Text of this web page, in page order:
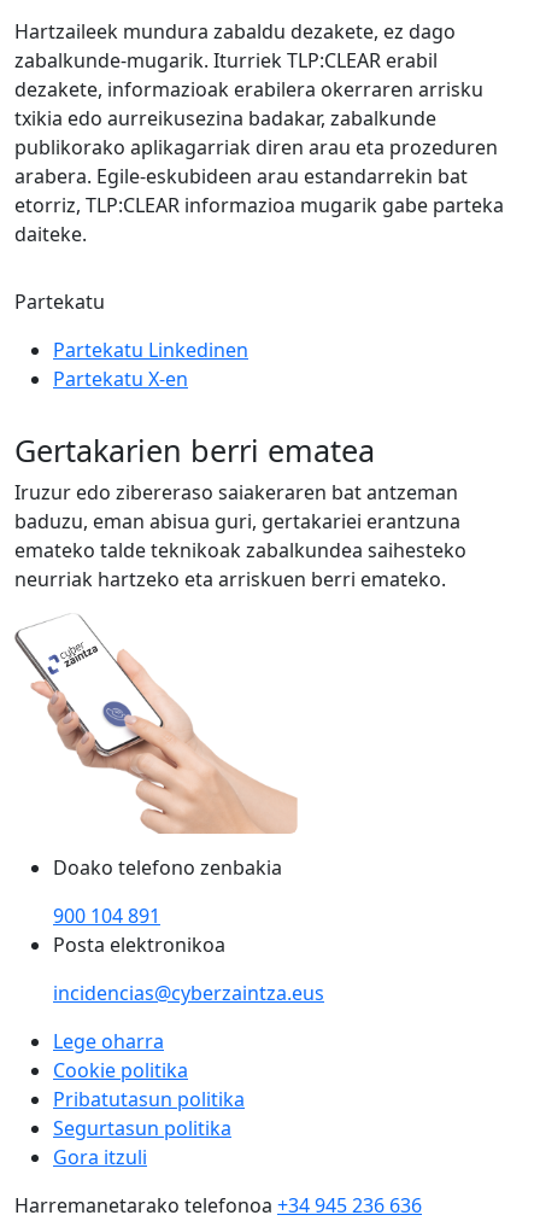
Hartzaileek mundura zabaldu dezakete, ez dago
zabalkunde-mugarik. Iturriek TLP:CLEAR erabil
dezakete, informazioak erabilera okerraren arrisku
txikia edo aurreikusezina badakar, zabalkunde
publikorako aplikagarriak diren arau eta prozeduren
arabera. Egile-eskubideen arau estandarrekin bat
etorriz, TLP:CLEAR informazioa mugarik gabe parteka
daiteke.
Partekatu
Partekatu Linkedinen
Partekatu X-en
Gertakarien berri ematea
Iruzur edo zibereraso saiakeraren bat antzeman
baduzu, eman abisua guri, gertakariei erantzuna
emateko talde teknikoak zabalkundea saihesteko
neurriak hartzeko eta arriskuen berri emateko.
Doako telefono zenbakia
900 104 891
Posta elektronikoa
incidencias@cyberzaintza.eus
Lege oharra
Cookie politika
Pribatutasun politika
Segurtasun politika
Gora itzuli
Harremanetarako telefonoa +34 945 236 636